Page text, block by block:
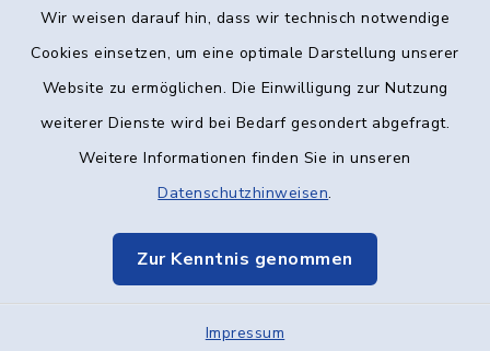
Wir weisen darauf hin, dass wir technisch notwendige
Cookies einsetzen, um eine optimale Darstellung unserer
Website zu ermöglichen. Die Einwilligung zur Nutzung
weiterer Dienste wird bei Bedarf gesondert abgefragt.
Weitere Informationen finden Sie in unseren
Datenschutzhinweisen.
Zur Kenntnis genommen
Impressum
Kontakt
Datenschutz
Elektronische Kommunikation
Sitemap